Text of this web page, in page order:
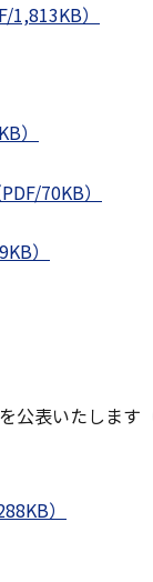
）
）
70KB）
）
公表いたしま
）